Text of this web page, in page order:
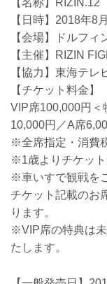
【名称】RIZIN.12
【日時】2018年
【会場】ドルフィ
【主催】RIZIN
【協力】東海テレ
【チケット料金】
VIP席100,000円＜
10,000円／A席
※全席指定・消費
※1歳よりチケット
※車いすで観戦を
チケット記載のお
ります。
※VIP席の特典は
たします。